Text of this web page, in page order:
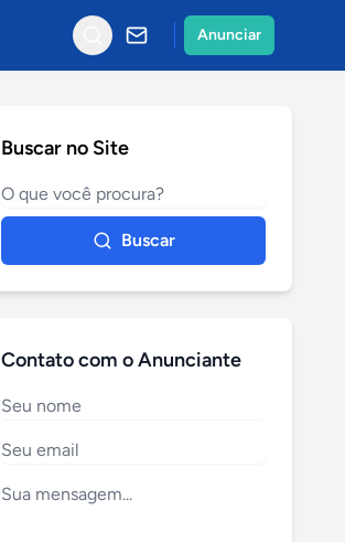
Anunciar
Buscar no Site
Buscar
Contato com o Anunciante